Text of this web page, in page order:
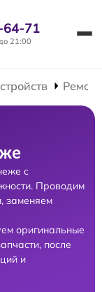
64-71
21:00
с
Проводим
заменяем
оригинальные
после
и